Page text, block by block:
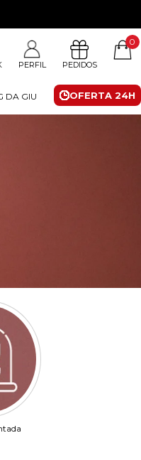
PERFIL PEDIDOS
0
OFERTA 24H
DA GIU